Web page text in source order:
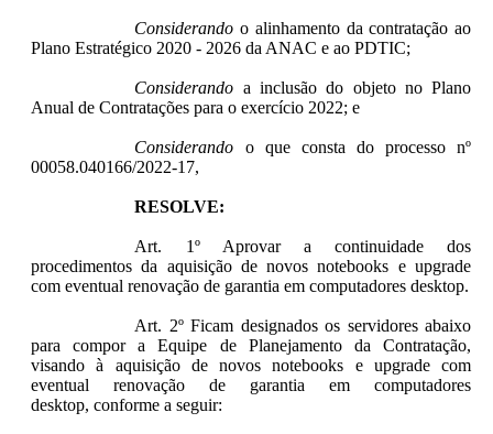
Considerando o alinhamento da contratação ao
Plano Estratégico 2020 - 2026 da ANAC e ao PDTIC;
Considerando a inclusão do objeto no Plano
Anual de Contratações para o exercício 2022; e
Considerando o que consta do processo nº
00058.040166/2022-17,
RESOLVE:
Art. 1º Aprovar a continuidade dos
procedimentos da aquisição de novos notebooks e upgrade
com eventual renovação de garantia em computadores desktop.
Art. 2º Ficam designados os servidores abaixo
para compor a Equipe de Planejamento da Contratação,
visando à aquisição de novos notebooks e upgrade com
eventual renovação de garantia em computadores
desktop, conforme a seguir: